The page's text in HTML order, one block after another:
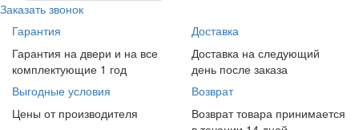
Заказать звонок
Гарантия
Гарантия на двери и на все
комплектующие 1 год
Доставка
Доставка на следующий
день после заказа
Выгодные условия
Цены от производителя
Возврат
Возврат товара принимается